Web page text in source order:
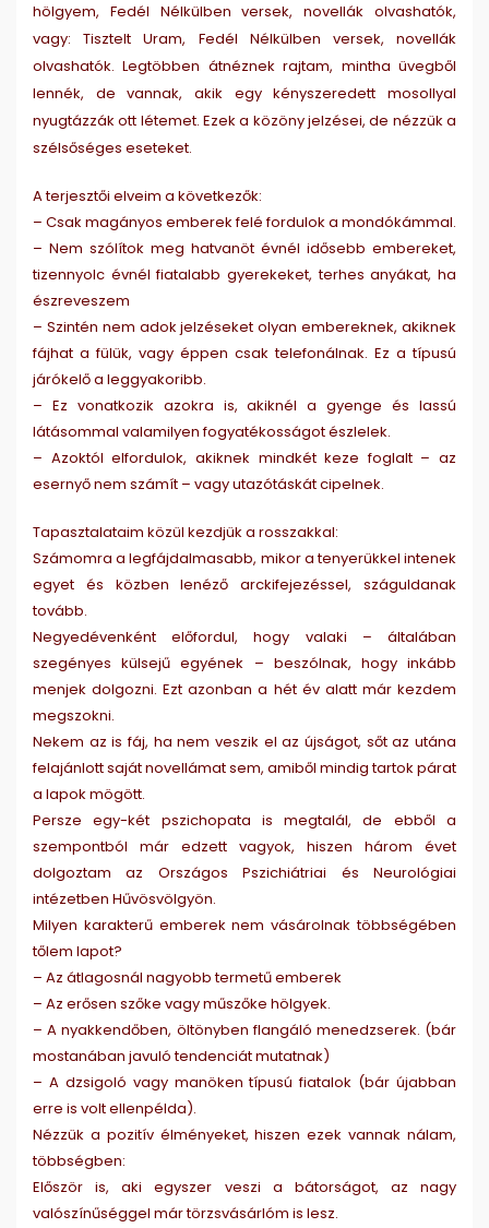
hölgyem, Fedél Nélkülben versek, novellák olvashatók,
vagy: Tisztelt Uram, Fedél Nélkülben versek, novellák
olvashatók. Legtöbben átnéznek rajtam, mintha üvegből
lennék, de vannak, akik egy kényszeredett mosollyal
nyugtázzák ott létemet. Ezek a közöny jelzései, de nézzük a
szélsőséges eseteket.
A terjesztői elveim a következők:
– Csak magányos emberek felé fordulok a mondókámmal.
– Nem szólítok meg hatvanöt évnél idősebb embereket,
tizennyolc évnél fiatalabb gyerekeket, terhes anyákat, ha
észreveszem
– Szintén nem adok jelzéseket olyan embereknek, akiknek
fájhat a fülük, vagy éppen csak telefonálnak. Ez a típusú
járókelő a leggyakoribb.
– Ez vonatkozik azokra is, akiknél a gyenge és lassú
látásommal valamilyen fogyatékosságot észlelek.
– Azoktól elfordulok, akiknek mindkét keze foglalt – az
esernyő nem számít – vagy utazótáskát cipelnek.
Tapasztalataim közül kezdjük a rosszakkal:
Számomra a legfájdalmasabb, mikor a tenyerükkel intenek
egyet és közben lenéző arckifejezéssel, száguldanak
tovább.
Negyedévenként előfordul, hogy valaki – általában
szegényes külsejű egyének – beszólnak, hogy inkább
menjek dolgozni. Ezt azonban a hét év alatt már kezdem
megszokni.
Nekem az is fáj, ha nem veszik el az újságot, sőt az utána
felajánlott saját novellámat sem, amiből mindig tartok párat
a lapok mögött.
Persze egy-két pszichopata is megtalál, de ebből a
szempontból már edzett vagyok, hiszen három évet
dolgoztam az Országos Pszichiátriai és Neurológiai
intézetben Hűvösvölgyön.
Milyen karakterű emberek nem vásárolnak többségében
tőlem lapot?
– Az átlagosnál nagyobb termetű emberek
– Az erősen szőke vagy műszőke hölgyek.
– A nyakkendőben, öltönyben flangáló menedzserek. (bár
mostanában javuló tendenciát mutatnak)
– A dzsigoló vagy manöken típusú fiatalok (bár újabban
erre is volt ellenpélda).
Nézzük a pozitív élményeket, hiszen ezek vannak nálam,
többségben:
Először is, aki egyszer veszi a bátorságot, az nagy
valószínűséggel már törzsvásárlóm is lesz.